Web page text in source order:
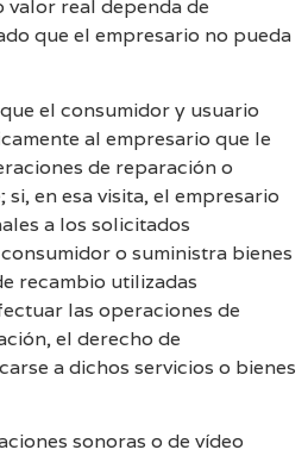
valor real dependa de
que el empresario no pueda
el consumidor y usuario
al empresario que le
de reparación o
en esa visita, el empresario
a los solicitados
o suministra bienes
recambio utilizadas
las operaciones de
el derecho de
a dichos servicios o bienes
sonoras o de vídeo